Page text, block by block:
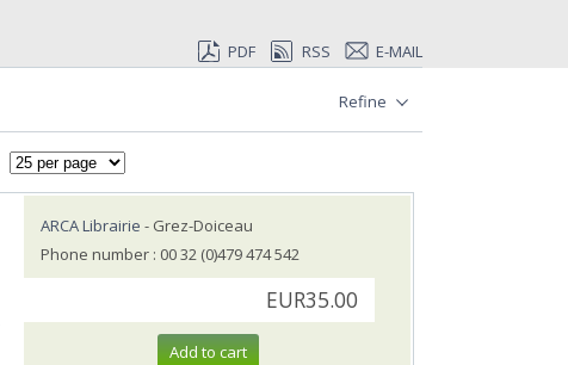
PDF RSS E-MAIL
Refine
ARCA Librairie - Grez-Doiceau
Phone number : 00 32 (0)479 474 542
EUR35.00
Add to cart